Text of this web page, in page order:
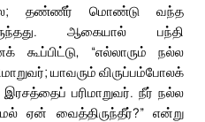
தண்ணீர் மொண்டு வந்த
ஆகையால் பந்தி
“எல்லாரும் நல்ல
யாவரும் விருப்பம்போலக்
பரிமாறுவர். நீர் நல்ல
ஏன் வைத்திருந்தீர்?” என்று